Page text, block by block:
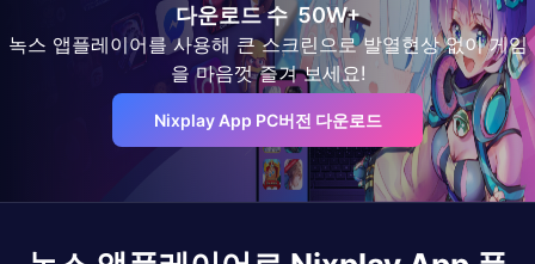
다운로드 수 50W+
녹스 앱플레이어를 사용해 큰 스크린으로 발열현상 없이 게임
을 마음껏 즐겨 보세요!
Nixplay App PC버전 다운로드